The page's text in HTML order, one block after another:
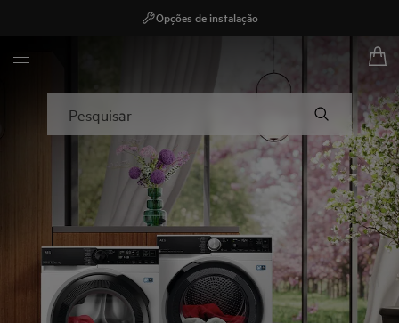
Opções de instalação
Pesquisar
AEG - Hero Block